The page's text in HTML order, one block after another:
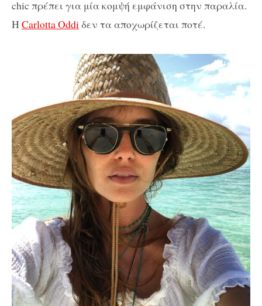
chic πρέπει για μία κομψή εμφάνιση στην παραλία.
H Carlotta Oddiδεν τα αποχωρίζεται ποτέ.